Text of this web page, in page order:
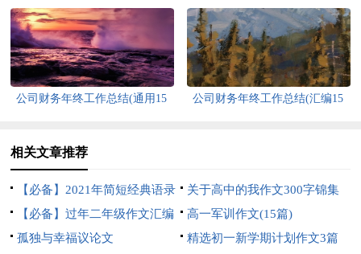
公司财务年终工作总结(通用15
公司财务年终工作总结(汇编15
相关文章推荐
【必备】2021年简短经典语录
锦集76条
关于高中的我作文300字锦集
七篇
【必备】过年二年级作文汇编
5篇
高一军训作文(15篇)
孤独与幸福议论文
精选初一新学期计划作文3篇